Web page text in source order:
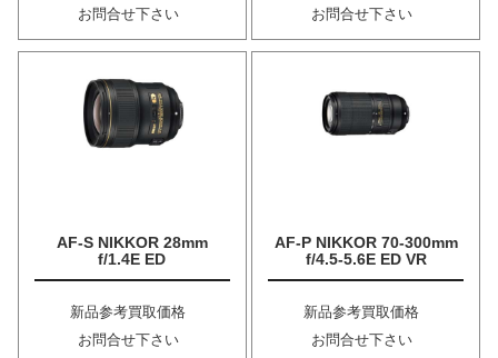
お問合せ下さい
お問合せ下さい
AF-S NIKKOR 28mm
f/1.4E ED
新品参考買取価格
お問合せ下さい
AF-P NIKKOR 70-300mm
f/4.5-5.6E ED VR
新品参考買取価格
お問合せ下さい